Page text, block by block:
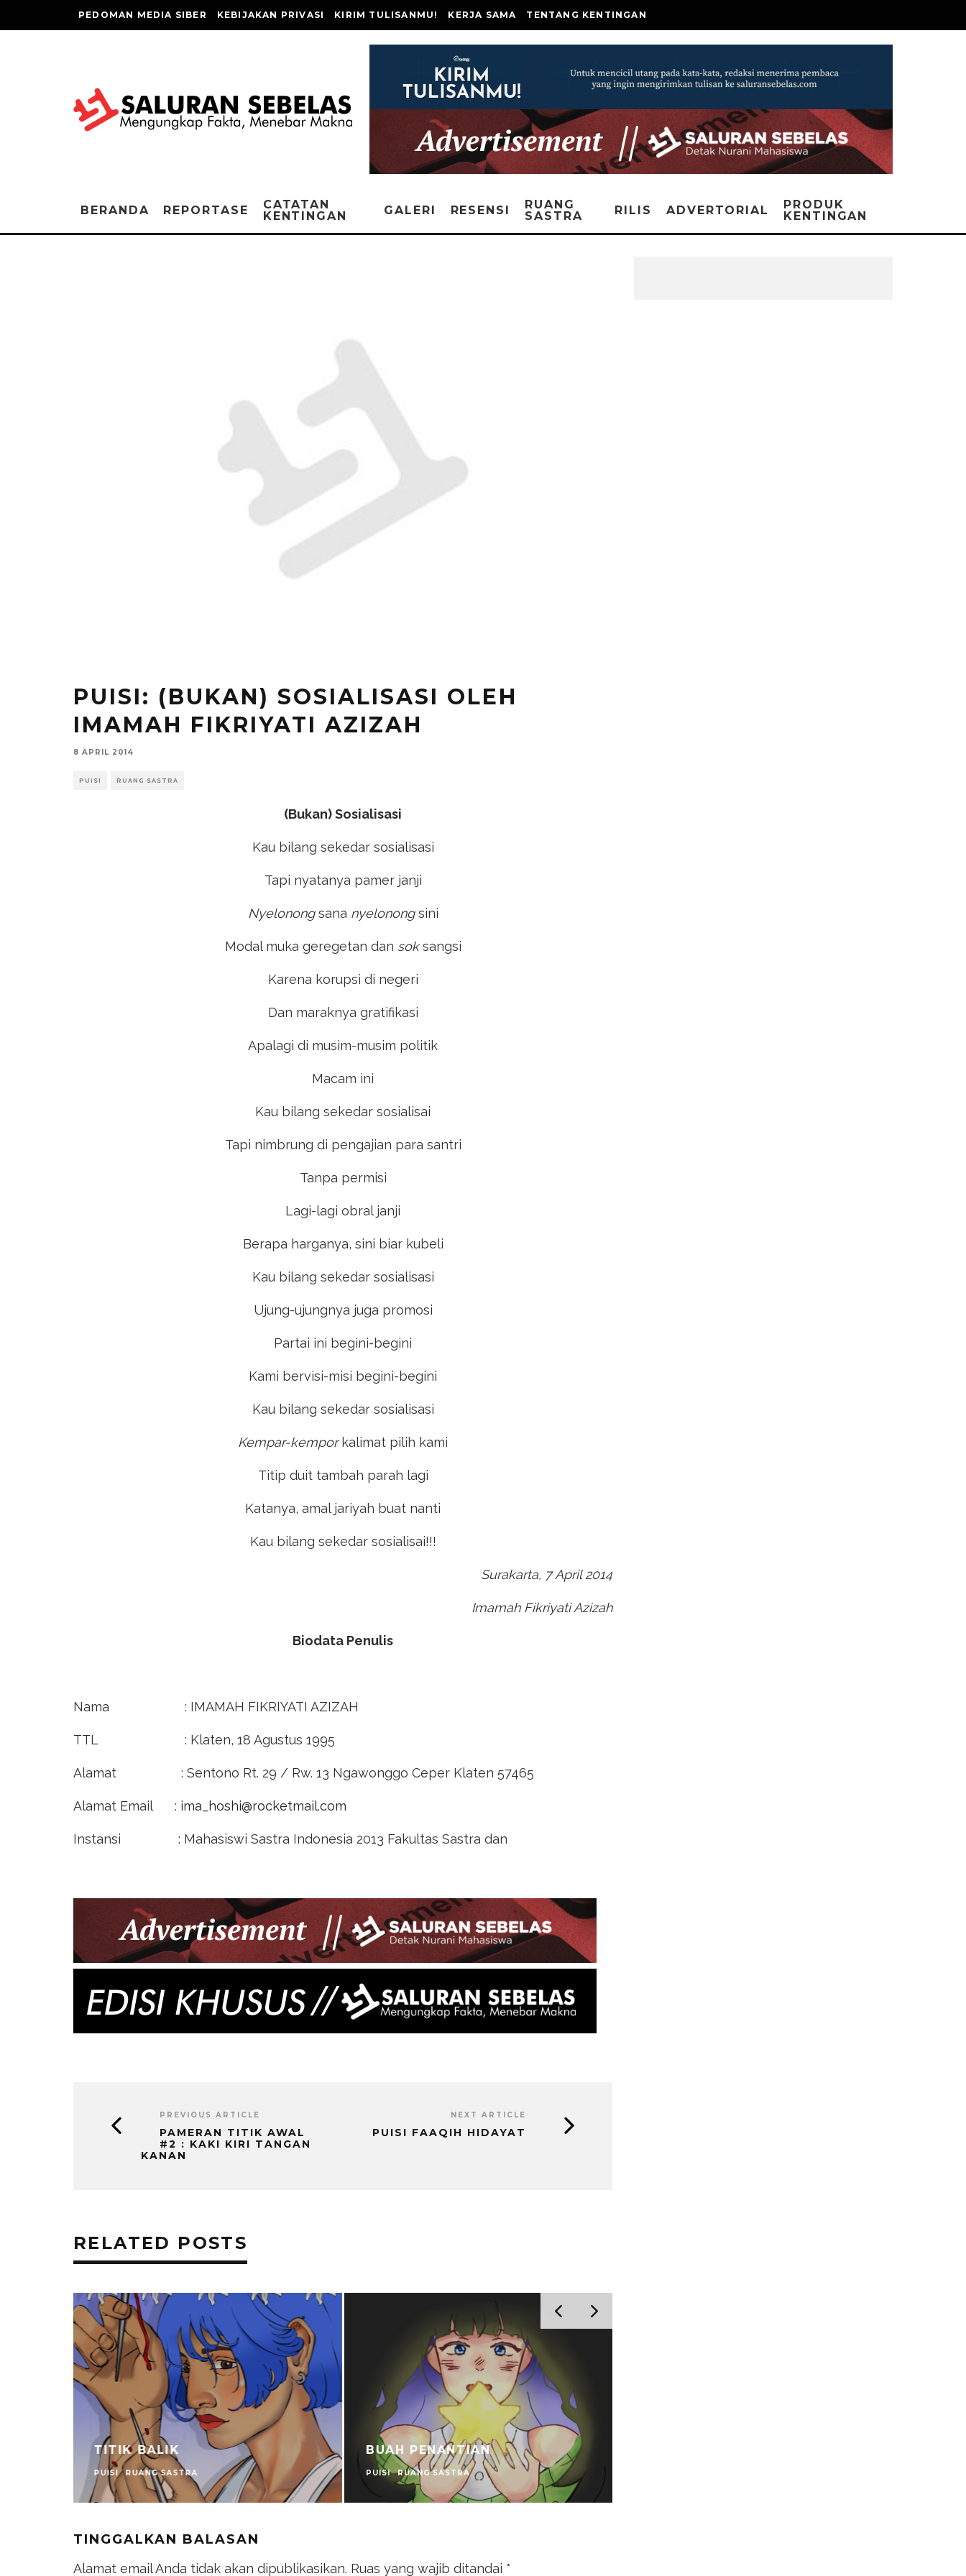
PEDOMAN MEDIA SIBER KEBIJAKAN PRIVASI KIRIM TULISANMU! KERJA SAMA TENTANG KENTINGAN
BERANDA REPORTASE
CATATAN
KENTINGAN
GALERI RESENSI
RUANG
SASTRA
RILIS ADVERTORIAL
PRODUK
KENTINGAN
PUISI: (BUKAN) SOSIALISASI OLEH
IMAMAH FIKRIYATI AZIZAH
8 APRIL 2014
PUISI RUANG SASTRA
(Bukan) Sosialisasi
Kau bilang sekedar sosialisasi
Tapi nyatanya pamer janji
Nyelonongsana nyelonongsini
Modal muka geregetan dan soksangsi
Karena korupsi di negeri
Dan maraknya gratifikasi
Apalagi di musim-musim politik
Macam ini
Kau bilang sekedar sosialisai
Tapi nimbrung di pengajian para santri
Tanpa permisi
Lagi-lagi obral janji
Berapa harganya, sini biar kubeli
Kau bilang sekedar sosialisasi
Ujung-ujungnya juga promosi
Partai ini begini-begini
Kami bervisi-misi begini-begini
Kau bilang sekedar sosialisasi
Kempar-kemporkalimat pilih kami
Titip duit tambah parah lagi
Katanya, amal jariyah buat nanti
Kau bilang sekedar sosialisai!!!
Surakarta, 7 April 2014
Imamah Fikriyati Azizah
Biodata Penulis
Nama : IMAMAH FIKRIYATI AZIZAH
TTL : Klaten, 18 Agustus 1995
Alamat : Sentono Rt. 29 / Rw. 13 Ngawonggo Ceper Klaten 57465
Alamat Email : ima_hoshi@rocketmail.com
Instansi : Mahasiswi Sastra Indonesia 2013 Fakultas Sastra dan
PREVIOUS ARTICLE
PAMERAN TITIK AWAL
#2 : KAKI KIRI TANGAN
KANAN
NEXT ARTICLE
PUISI FAAQIH HIDAYAT
RELATED POSTS
TITIK BALIK
PUISI RUANG SASTRA
BUAH PENANTIAN
PUISI RUANG SASTRA
TINGGALKAN BALASAN
Alamat email Anda tidak akan dipublikasikan. Ruas yang wajib ditandai *